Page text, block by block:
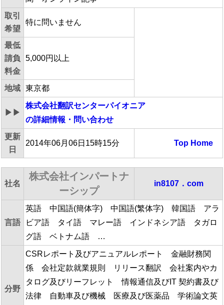
取引
希望
特に問いません
最低
請負
料金
5,000円以上
地域 東京都
▶▶
株式会社翻訳センターパイオニア
の詳細情報・問い合わせ
更新
日
2014年06月06日15時15分 Top Home
社名
株式会社インパートナ
ーシップ
in8107．com
言語
英語 中国語(簡体字) 中国語(繁体字) 韓国語 アラ
ビア語 タイ語 マレー語 インドネシア語 タガロ
グ語 ベトナム語 …
分野
CSRレポート及びアニュアルレポート 金融財務関
係 会社定款就業規則 リリース翻訳 会社案内やカ
タログ及びリーフレット 情報通信及びIT 契約書及び
法律 自動車及び機械 医療及び医薬品 学術論文英